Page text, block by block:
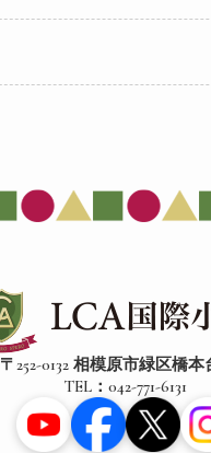
〒252-0132 相模原市緑区橋本
TEL：042-771-6131